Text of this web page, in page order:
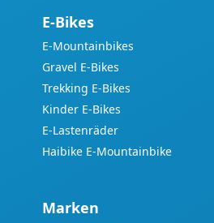
E-Bikes
E-Mountainbikes
Gravel E-Bikes
Trekking E-Bikes
Kinder E-Bikes
E-Lastenräder
Haibike E-Mountainbike
Marken